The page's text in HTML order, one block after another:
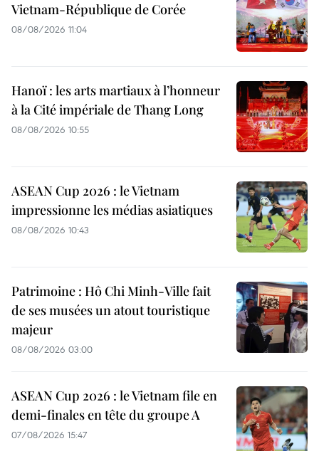
Vietnam-République de Corée
08/08/2026 11:04
Hanoï : les arts martiaux à l’honneur
à la Cité impériale de Thang Long
08/08/2026 10:55
ASEAN Cup 2026 : le Vietnam
impressionne les médias asiatiques
08/08/2026 10:43
Patrimoine : Hô Chi Minh-Ville fait
de ses musées un atout touristique
majeur
08/08/2026 03:00
ASEAN Cup 2026 : le Vietnam file en
demi-finales en tête du groupe A
07/08/2026 15:47